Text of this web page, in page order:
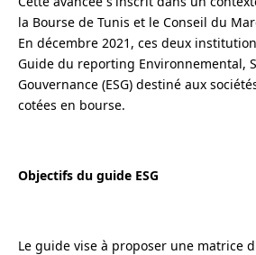
la Bourse de Tunis et le Conseil du
En décembre 2021, ces deux
Guide du reporting Environnemental,
Gouvernance (ESG) destiné aux
cotées en bourse.
Objectifs du guide ESG
Le guide vise à proposer une matrice